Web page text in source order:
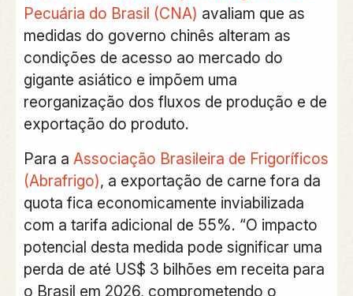
Pecuária do Brasil (CNA) avaliam que as
medidas do governo chinês alteram as
condições de acesso ao mercado do
gigante asiático e impõem uma
reorganização dos fluxos de produção e de
exportação do produto.
Para a Associação Brasileira de Frigoríficos
(Abrafrigo), a exportação de carne fora da
quota fica economicamente inviabilizada
com a tarifa adicional de 55%. “O impacto
potencial desta medida pode significar uma
perda de até US$ 3 bilhões em receita para
o Brasil em 2026, comprometendo o